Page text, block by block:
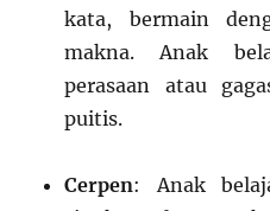
kata, bermain
makna. Anak
perasaan atau
puitis.
Cerpen: Anak